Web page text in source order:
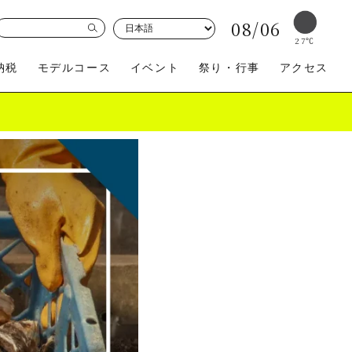
08/06 27℃
買う
税 モデルコース イベント 祭り・行事 アクセス